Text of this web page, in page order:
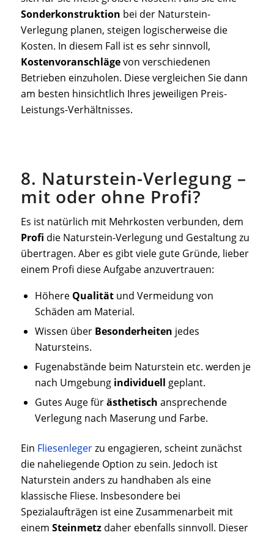
Sonderkonstruktion bei der Naturstein-
Verlegung planen, steigen logischerweise die
Kosten. In diesem Fall ist es sehr sinnvoll,
Kostenvoranschlägevon verschiedenen
Betrieben einzuholen. Diese vergleichen Sie dann
am besten hinsichtlich Ihres jeweiligen Preis-
Leistungs-Verhältnisses.
8. Naturstein-Verlegung –
mit oder ohne Profi?
Es ist natürlich mit Mehrkosten verbunden, dem
Profi die Naturstein-Verlegung und Gestaltung zu
übertragen. Aber es gibt viele gute Gründe, lieber
einem Profi diese Aufgabe anzuvertrauen:
Höhere Qualitätund Vermeidung von
Schäden am Material.
Wissen über Besonderheiten jedes
Natursteins.
Fugenabstände beim Naturstein etc. werden je
nach Umgebung individuell geplant.
Gutes Auge fürästhetisch ansprechende
Verlegung nach Maserung und Farbe.
Ein Fliesenlegerzu engagieren, scheint zunächst
die naheliegende Option zu sein. Jedoch ist
Naturstein anders zu handhaben als eine
klassische Fliese. Insbesondere bei
Spezialaufträgen ist eine Zusammenarbeit mit
einem Steinmetzdaher ebenfalls sinnvoll. Dieser